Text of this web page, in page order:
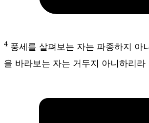
4 풍세를 살펴보는 자는 파종하지 아
을 바라보는 자는 거두지 아니하리라